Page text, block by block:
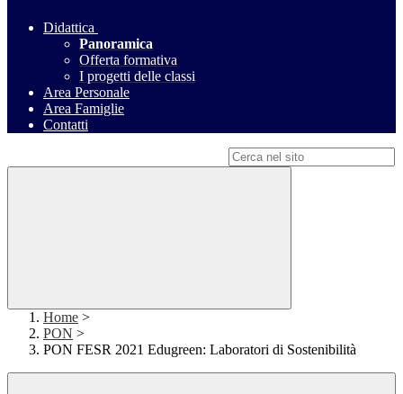
Didattica
Panoramica
Offerta formativa
I progetti delle classi
Area Personale
Area Famiglie
Contatti
Home >
PON >
PON FESR 2021 Edugreen: Laboratori di Sostenibilità